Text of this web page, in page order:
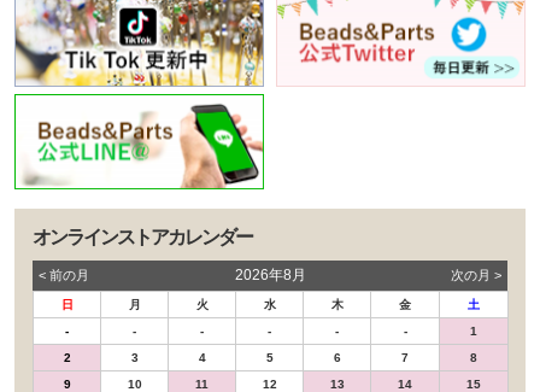
オンラインストアカレンダー
< 前の⽉ 2026年8月 次の⽉ >
日 月 火 水 木 金
土
-
- - - - -
1
2
3 4 5 6 7
8
9
10 11 12 13 14
15